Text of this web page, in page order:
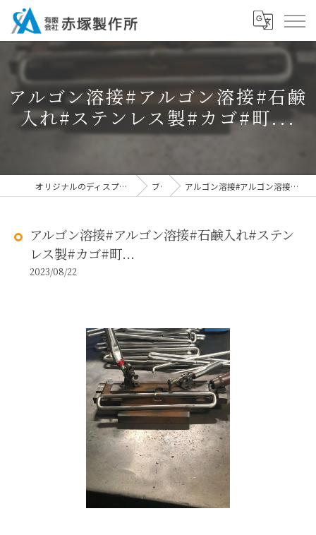
アルゴン溶接#アルゴン溶接#石鹸
入れ#ステンレス製#カゴ#町...
オリジナルのディスプレイなら有限会社赤塚製作所 ブログ アルゴン溶接#アルゴン溶接#石鹸入れ#ステンレス製#カゴ#町...
アルゴン溶接#アルゴン溶接#石鹸入れ#ステン
レス製#カゴ#町...
2023/08/22